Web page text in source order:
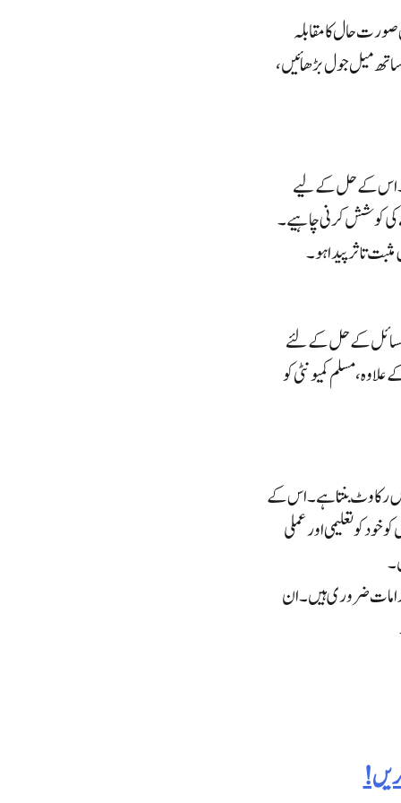
حال کا مقابلہ
میل جول بڑھائیں،
اس کے حل کے لیے
کی کوشش کرنی چاہیے۔
تاثر پیدا ہو۔
مسائل کے حل کے لئے
مسلم کمیونٹی کو
رکاوٹ بنتا ہے۔ اس کے
کو تعلیمی اور عملی
ضروری ہیں۔ ان